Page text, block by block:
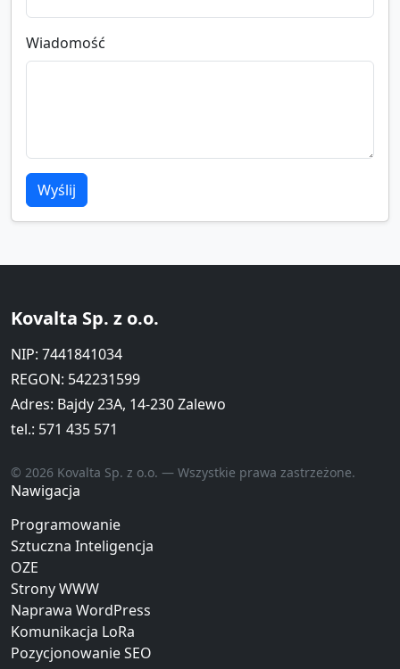
Wiadomość
Wyślij
Kovalta Sp. z o.o.
NIP: 7441841034
REGON: 542231599
Adres: Bajdy 23A, 14-230 Zalewo
tel.: 571 435 571
© 2026 Kovalta Sp. z o.o. — Wszystkie prawa zastrzeżone.
Nawigacja
Programowanie
Sztuczna Inteligencja
OZE
Strony WWW
Naprawa WordPress
Komunikacja LoRa
Pozycjonowanie SEO